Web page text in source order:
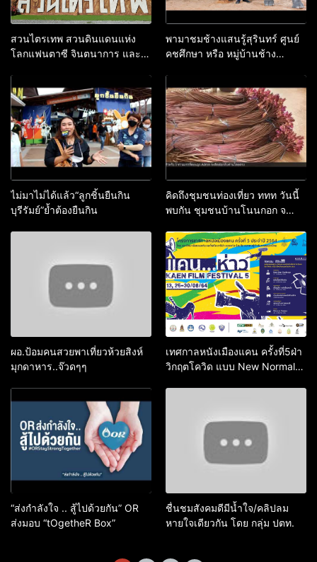
สวนไตรเทพ สวนดินแดนแห่ง
โลกแฟนตาซี จินตนาการ และ
พามาชมช้างแสนรู้สุรินทร์ ศูนย์
คชศึกษา หรือ หมู่บ้านช้าง
ไม่มาไม่ได้แล้ว“ลูกชิ้นยืนกิน
บุรีรัมย์”ย้ำต้องยืนกิน
คิดถึงชุมชนท่องเที่ยว ททท วันนี้
พบกัน ชุมชนบ้านโนนกอก จ
ผอ.ป้อมคนสวยพาเที่ยวห้วยสิงห์
มุกดาหาร..จ๊วดๆๆ
เทศกาลหนังเมืองแคน​ ครั้งที่5​ฝ่า
วิกฤตโควิด​ แบบ​ New​ Normal-
“ส่งกำลังใจ .. สู้ไปด้วยกัน” OR
ส่งมอบ “tOgetheR Box”
ชื่นชมสังคมดีมีน้ำใจ/คลิปลม
หายใจเดียวกัน โดย กลุ่ม ปตท.